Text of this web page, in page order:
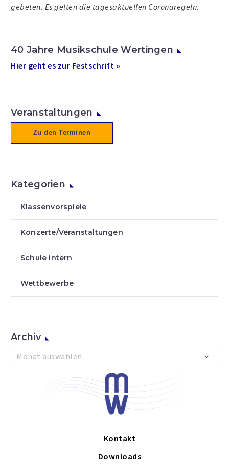
gebeten. Es gelten die tagesaktuellen Coronaregeln.
40 Jahre Musikschule Wertingen
Hier geht es zur Festschrift »
Veranstaltungen
Zu den Terminen
Kategorien
Klassenvorspiele
Konzerte/Veranstaltungen
Schule intern
Wettbewerbe
Archiv
Archiv
Monat auswählen
Kontakt
Downloads